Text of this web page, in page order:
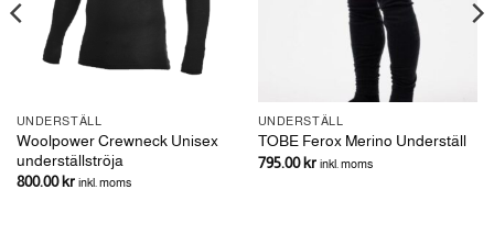
UNDERSTÄLL
Woolpower Crewneck Unisex
underställströja
800.00kr inkl. moms
UNDERSTÄLL
TOBE Ferox Merino Underställ
795.00kr inkl. moms